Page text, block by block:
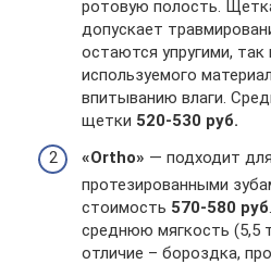
ротовую полость.
допускает
остаются упругими, так
используемого
впитыванию влаги.
щетки 520-530 руб.
«Ortho» — подходит
протезированными
стоимость 570-580 руб
среднюю мягкость (5,5
отличие – бороздка,